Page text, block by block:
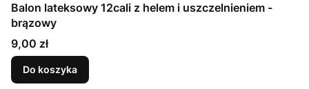
Balon lateksowy 12cali z helem i uszczelnieniem -
brązowy
Cena
9,00 zł
Do koszyka